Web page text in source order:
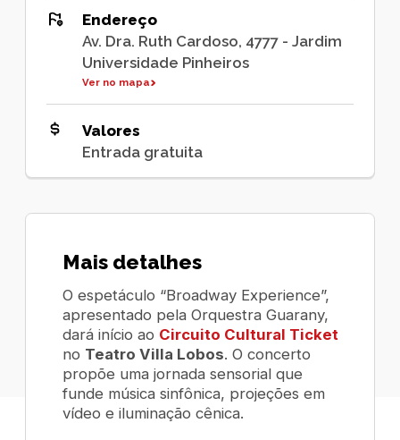
Endereço
Av. Dra. Ruth Cardoso, 4777 - Jardim
Universidade Pinheiros
Ver no mapa
Valores
Entrada gratuita
Mais detalhes
O espetáculo “Broadway Experience”,
apresentado pela Orquestra Guarany,
dará início ao Circuito Cultural Ticket
no Teatro Villa Lobos. O concerto
propõe uma jornada sensorial que
funde música sinfônica, projeções em
vídeo e iluminação cênica.